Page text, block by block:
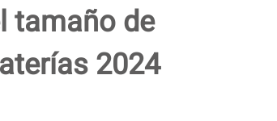
tamaño de
2024